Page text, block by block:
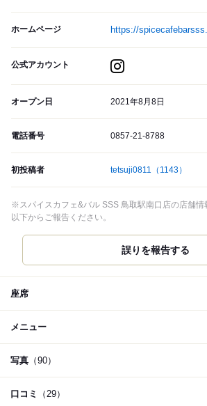
ホームページ https://
公式アカウント
オープン日 2021年8月8日
電話番号 0857-21-8788
初投稿者 tetsuji0811 （1143）
※スパイスカフェ&バル SSS 鳥取駅南口店の店舗情
以下からご報告ください。
誤りを報告する
座席
メニュー
写真 （90）
口コミ （29）